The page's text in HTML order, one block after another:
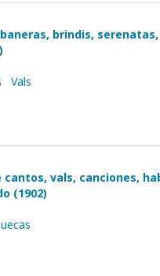
brindis,
Vals
cantos, vals, canciones,
(1902)